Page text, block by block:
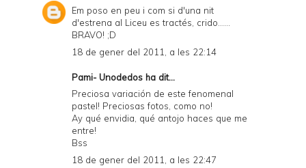
Em poso en peu i com si d'una nit
d'estrena al Liceu es tractés, crido......
BRAVO! ;D
18 de gener del 2011, a les 22:14
Pami- Unodedos ha dit...
Preciosa variación de este fenomenal
pastel! Preciosas fotos, como no!
Ay qué envidia, qué antojo haces que me
entre!
Bss
18 de gener del 2011, a les 22:47